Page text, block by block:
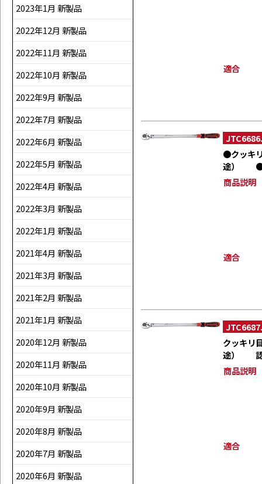
2023年1月 新製品
2022年12月 新製品
2022年11月 新製品
2022年10月 新製品
2022年9月 新製品
2022年7月 新製品
2022年6月 新製品
2022年5月 新製品
2022年4月 新製品
2022年3月 新製品
2022年1月 新製品
2021年4月 新製品
2021年3月 新製品
2021年2月 新製品
2021年1月 新製品
2020年12月 新製品
2020年11月 新製品
2020年10月 新製品
2020年9月 新製品
2020年8月 新製品
2020年7月 新製品
2020年6月 新製品
適合
●クッキ
途） ●
商品説明
適合
クッキリ
途） 認
商品説明
適合